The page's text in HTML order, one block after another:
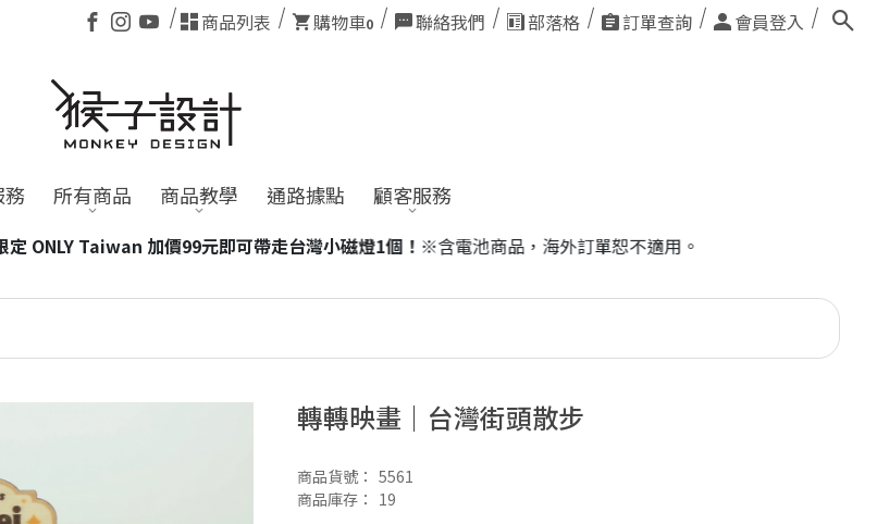
商品列表 購物車0 聯絡我們 部落格 訂單查詢 會員登入
所有商品 商品教學 通路據點 顧客服務
個！※含電池商品，海外訂單恕不適用。
轉轉映畫｜台灣街頭散步
商品貨號： 5561
商品庫存： 19